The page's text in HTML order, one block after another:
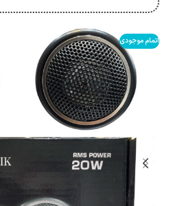
اتمام موجودی